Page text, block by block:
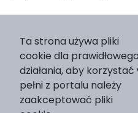
Wydawnictwo Naukowe
nr 2, 01-815 Warszawa
Strona WWW
e-mail:
Ta strona używa pliki
cookie dla prawidłowego
działania, aby korzystać
pełni z portalu należy
zaakceptować pliki